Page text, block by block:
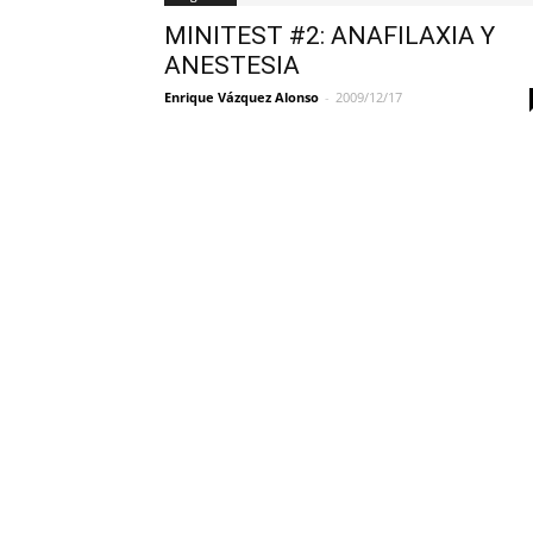
MINITEST #2: ANAFILAXIA Y
ANESTESIA
Enrique Vázquez Alonso - 2009/12/17